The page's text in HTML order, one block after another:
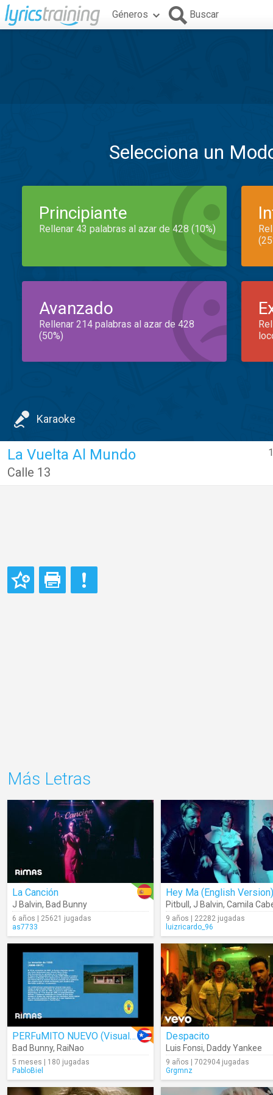
Géneros Buscar
Selecciona un
Principiante
Rellenar 43 palabras al azar de 428 (10%)
Avanzado
Rellenar 214 palabras al azar de 428
(50%)
Karaoke
La Vuelta Al Mundo
Calle 13
Más Letras
La Canción
J Balvin, Bad Bunny
6 años | 25621 jugadas
as7733
Hey Ma (English Version)
Pitbull , J Balvin, Camila
9 años | 22282 jugadas
luizricardo_96
PERFuMITO NUEVO (Visualizer)
Bad Bunny, RaiNao
5 meses | 180 jugadas
PabloBiel
Despacito
Luis Fonsi, Daddy Yankee
9 años | 702904 jugadas
Grgmnz